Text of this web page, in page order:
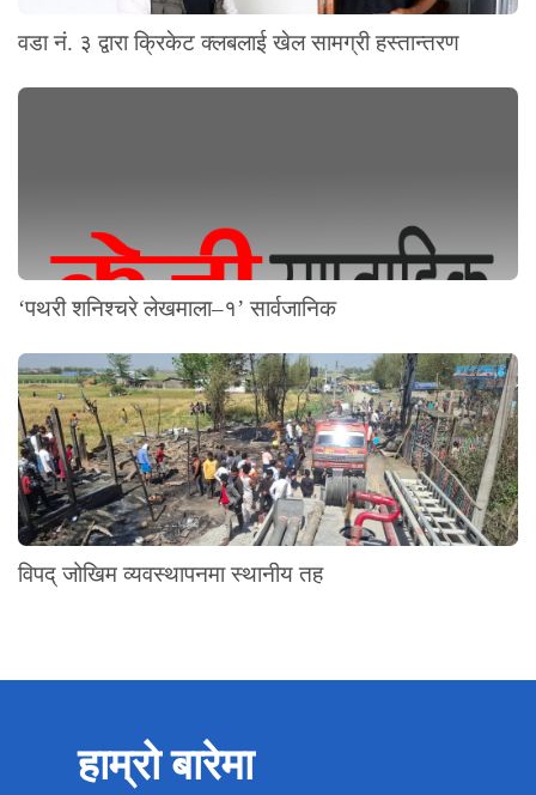
वडा नं. ३ द्वारा क्रिकेट क्लबलाई खेल सामग्री हस्तान्तरण
‘पथरी शनिश्चरे लेखमाला–१’ सार्वजानिक
विपद् जोखिम व्यवस्थापनमा स्थानीय तह
हाम्रो बारेमा